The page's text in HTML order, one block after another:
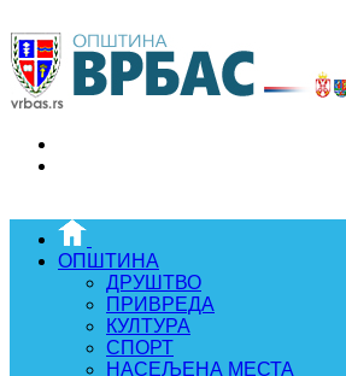
ОПШТИНА
ДРУШТВО
ПРИВРЕДА
КУЛТУРА
СПОРТ
НАСЕЉЕНА МЕСТА